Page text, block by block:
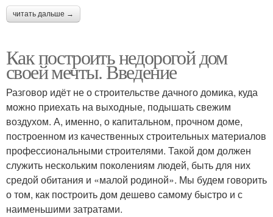
читать дальше →
Как построить недорогой дом
своей мечты. Введение
Разговор идёт не о строительстве дачного домика, куда
можно приехать на выходные, подышать свежим
воздухом. А, именно, о капитальном, прочном доме,
построенном из качественных строительных материалов
профессиональными строителями. Такой дом должен
служить нескольким поколениям людей, быть для них
средой обитания и «малой родиной». Мы будем говорить
о том, как построить дом дешево самому быстро и с
наименьшими затратами.